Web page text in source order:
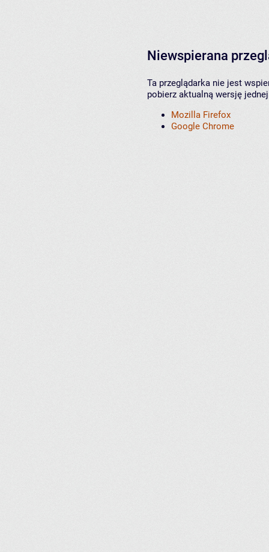
Niewspierana
Ta przeglądarka nie jest
pobierz aktualną wersję
Mozilla Firefox
Google Chrome